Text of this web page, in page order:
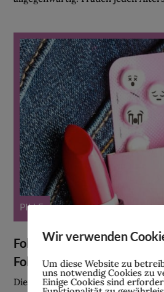
PILLE
Folgeschäden: Wie die Pille
Folgen verursachen kann
Die schlimmsten Folgen, die
Wir verwenden
Um diese Website zu
uns notwendig Cookies zu
Einige Cookies sind